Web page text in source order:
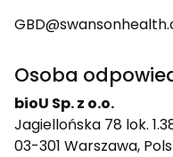
Osoba
bioU Sp. z o.o.
Jagiellońska 78 lok.
03-301 Warszawa,